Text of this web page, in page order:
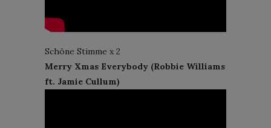
Schöne Stimme x 2
Merry Xmas Everybody (Robbie Williams
ft. Jamie Cullum)